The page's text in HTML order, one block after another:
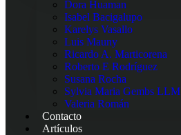
Dora Huaman
Isabel Bacigalupo
Karelys Vasallo
Luis Mauny
Ricardo A. Marticorena
Roberto E Rodríguez
Susana Rocha
Sylvia Maria Gembs LLM
Valeria Román
Contacto
Artículos